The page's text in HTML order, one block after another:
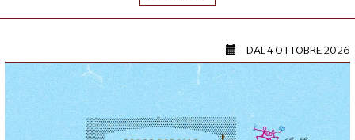
DAL4 OTTOBRE 2026